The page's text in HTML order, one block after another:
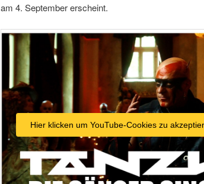
am 4. September erscheint.
Hier klicken um YouTube-Cookies zu